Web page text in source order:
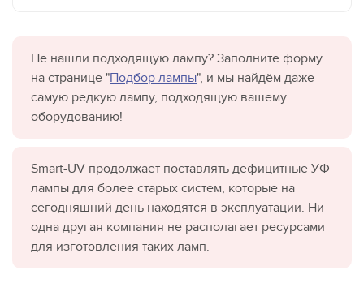
Не нашли подходящую лампу? Заполните форму
на странице "Подбор лампы", и мы найдём даже
самую редкую лампу, подходящую вашему
оборудованию!
Smart-UV продолжает поставлять дефицитные УФ
лампы для более старых систем, которые на
сегодняшний день находятся в эксплуатации. Ни
одна другая компания не располагает ресурсами
для изготовления таких ламп.